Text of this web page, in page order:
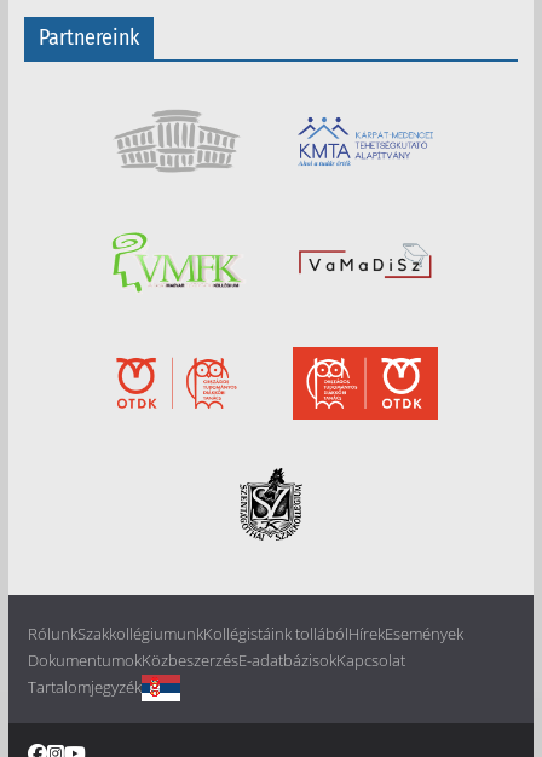
Partnereink
RólunkSzakkollégiumunkKollégistáink tollábólHírekEsemények
DokumentumokKözbeszerzésE-adatbázisokKapcsolat
Tartalomjegyzék